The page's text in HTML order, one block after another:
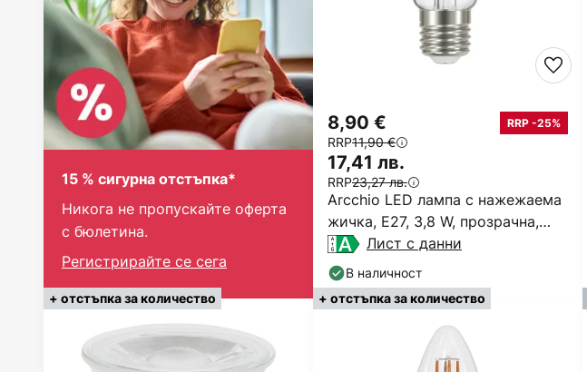
15 % сигурна отстъпка*
Никога не пропускайте оферта
с бюлетина.
Регистрирайте се сега
Arcchio LED лампа с нажежаема
жичка, E27, 3,8 W, прозрачна,
2700 K
8,90 € RRP -25%
RRP11,90 €
17,41 лв.
RRP23,27 лв.
Лист с данни
В наличност
+ отстъпка за количество + отстъпка за количество